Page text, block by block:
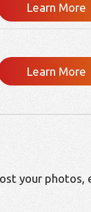
Learn More
Learn More
your photos,